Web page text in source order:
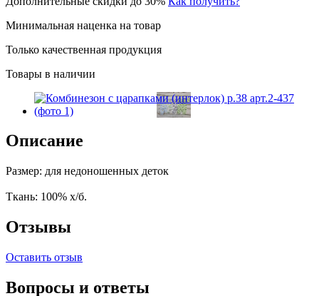
Минимальная наценка на товар
Только качественная продукция
Товары в наличии
Описание
Размер: для недоношенных деток
Ткань: 100% х/б.
Отзывы
Оставить отзыв
Вопросы и ответы